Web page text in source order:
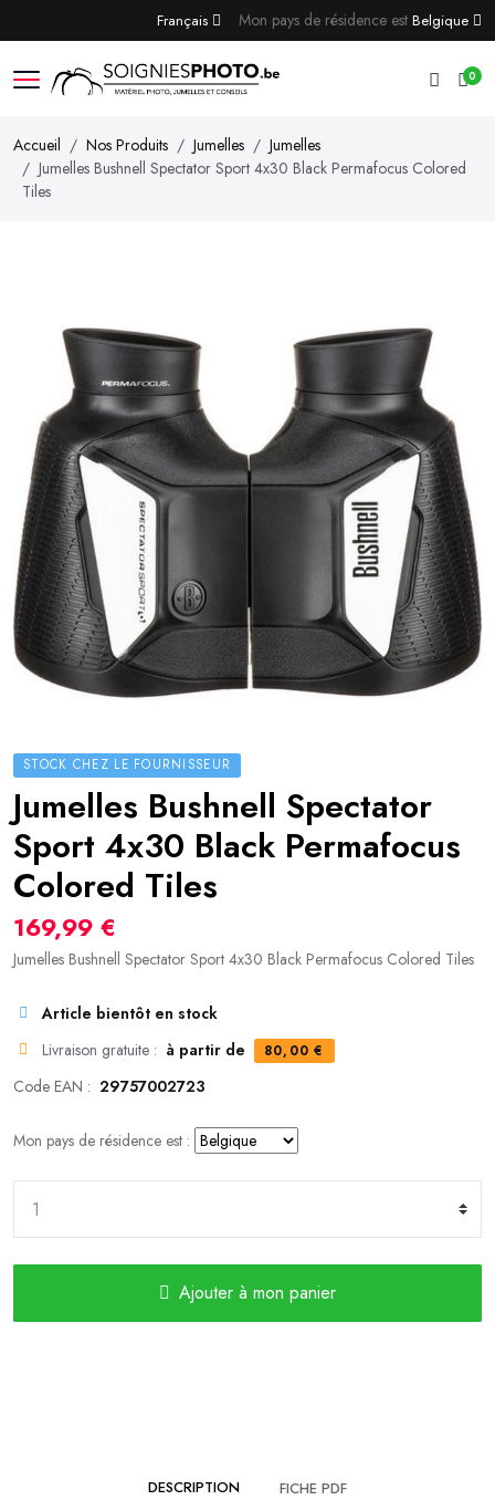
Mon pays de résidence est Belgique
Français
0
Accueil Nos Produits Jumelles
Jumelles
Jumelles Bushnell Spectator Sport 4x30 Black Permafocus Colored
Tiles
STOCK CHEZ LE FOURNISSEUR
Jumelles Bushnell Spectator
Sport 4x30 Black Permafocus
Colored Tiles
169,99 €
Jumelles Bushnell Spectator Sport 4x30 Black Permafocus Colored Tiles
Article bientôt en stock
Livraison gratuite : à partir de 80,00 €
Code EAN : 29757002723
Mon pays de résidence est :
Ajouter à mon panier
DESCRIPTION FICHE PDF